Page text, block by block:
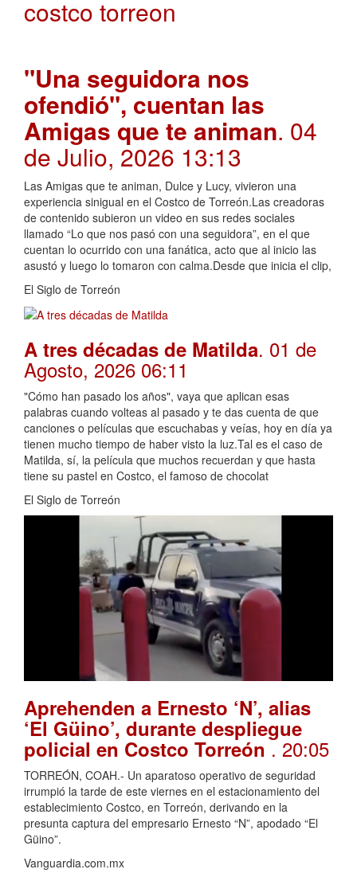
costco torreon
"Una seguidora nos
ofendió", cuentan las
Amigas que te animan. 04
de Julio, 2026 13:13
Las Amigas que te animan, Dulce y Lucy, vivieron una
experiencia sinigual en el Costco de Torreón.Las creadoras
de contenido subieron un video en sus redes sociales
llamado “Lo que nos pasó con una seguidora”, en el que
cuentan lo ocurrido con una fanática, acto que al inicio las
asustó y luego lo tomaron con calma.Desde que inicia el clip,
El Siglo de Torreón
A tres décadas de Matilda. 01 de
Agosto, 2026 06:11
"Cómo han pasado los años", vaya que aplican esas
palabras cuando volteas al pasado y te das cuenta de que
canciones o películas que escuchabas y veías, hoy en día ya
tienen mucho tiempo de haber visto la luz.Tal es el caso de
Matilda, sí, la película que muchos recuerdan y que hasta
tiene su pastel en Costco, el famoso de chocolat
El Siglo de Torreón
Aprehenden a Ernesto ‘N’, alias
‘El Güino’, durante despliegue
policial en Costco Torreón. 20:05
TORREÓN, COAH.- Un aparatoso operativo de seguridad
irrumpió la tarde de este viernes en el estacionamiento del
establecimiento Costco, en Torreón, derivando en la
presunta captura del empresario Ernesto “N”, apodado “El
Güino”.
Vanguardia.com.mx